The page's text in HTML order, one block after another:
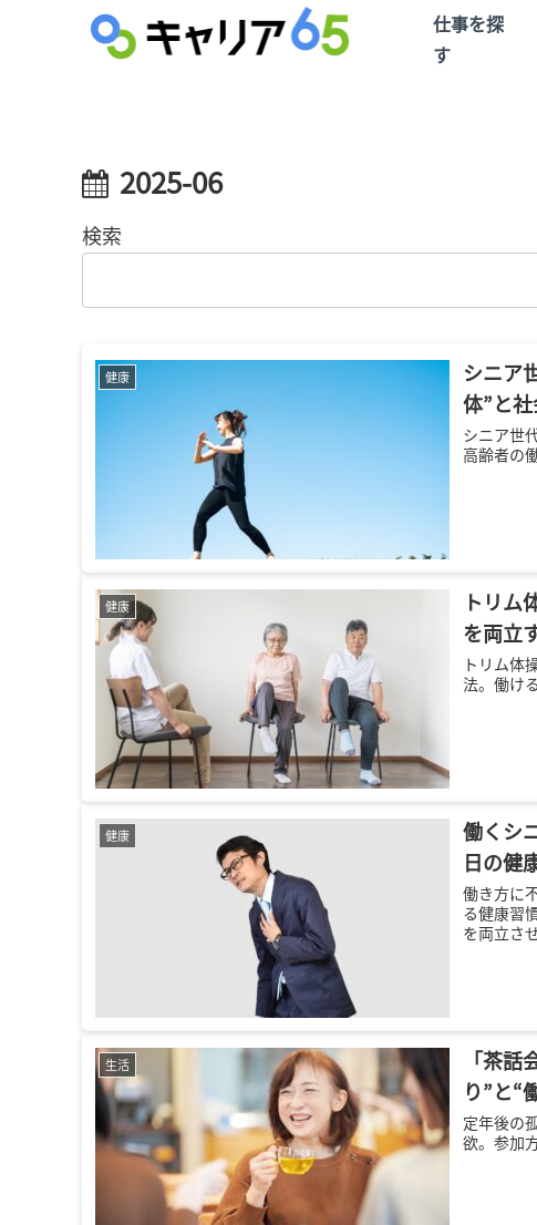
仕事を探
す
2025-06
検索
健康
シニア
体”と
シニア世
高齢者の
健康
トリム
を両立
トリム体
法。働け
健康
働くシ
日の健
働き方に
る健康習
を両立さ
生活
「茶
り”と“
定年後の
欲。参加